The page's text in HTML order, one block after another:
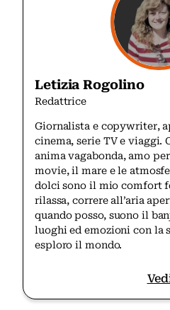
Letizia Rogolino
Redattrice
Giornalista e copywriter,
cinema, serie TV e viaggi.
anima vagabonda, amo
movie, il mare e le
dolci sono il mio comfort
rilassa, correre all’aria
quando posso, suono il
luoghi ed emozioni con la
esploro il mondo.